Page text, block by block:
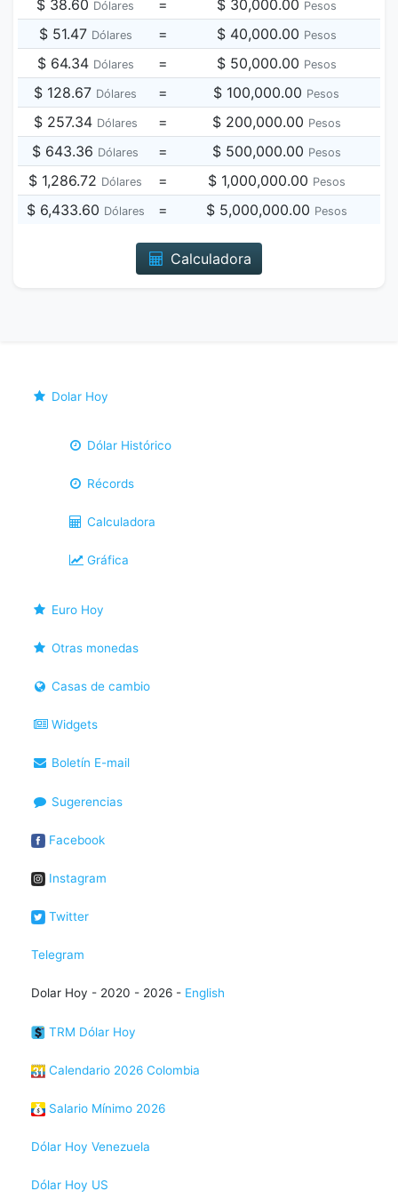
$ 38.60 Dólares = $ 30,000.00 Pesos
$ 51.47 Dólares = $ 40,000.00 Pesos
$ 64.34 Dólares = $ 50,000.00 Pesos
$ 128.67 Dólares = $ 100,000.00 Pesos
$ 257.34 Dólares = $ 200,000.00 Pesos
$ 643.36 Dólares = $ 500,000.00 Pesos
$ 1,286.72 Dólares = $ 1,000,000.00 Pesos
$ 6,433.60 Dólares = $ 5,000,000.00 Pesos
Calculadora
Dolar Hoy
Dólar Histórico
Récords
Calculadora
Gráfica
Euro Hoy
Otras monedas
Casas de cambio
Widgets
Boletín E-mail
Sugerencias
Facebook
Instagram
Twitter
Telegram
Dolar Hoy - 2020 - 2026 - English
TRM Dólar Hoy
Calendario 2026 Colombia
Salario Mínimo 2026
Dólar Hoy Venezuela
Dólar Hoy US